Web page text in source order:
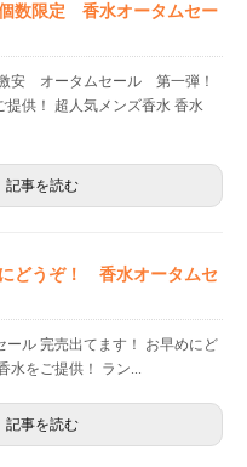
数限定 香水オータムセー
安 オータムセール 第一弾！
提供！ 超人気メンズ香水 香水
記事を読む
どうぞ！ 香水オータムセ
ル 完売出てます！ お早めにど
水をご提供！ ラン...
記事を読む